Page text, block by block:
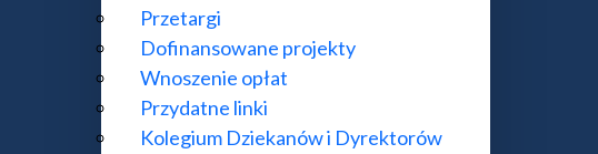
Przetargi
Dofinansowane projekty
Wnoszenie opłat
Przydatne linki
Kolegium Dziekanów i Dyrektorów